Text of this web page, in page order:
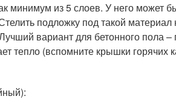
минимум из 5 слоев. У него может
подложку под такой материал
вариант для бетонного пола
тепло (вспомните крышки